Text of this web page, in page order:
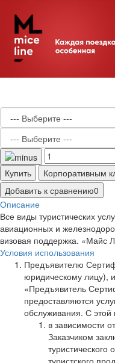
Купить
Корпоративным
Добавить к сравнению0
Описание
Все виды туристических
авиационных и
визовая поддержка. «Майс
Условия использования
Предъявителю
юридическому лицу),
«Предъявитель
предоставляются
обслуживания. С этой
в зависимости
Заказчиком
туристского